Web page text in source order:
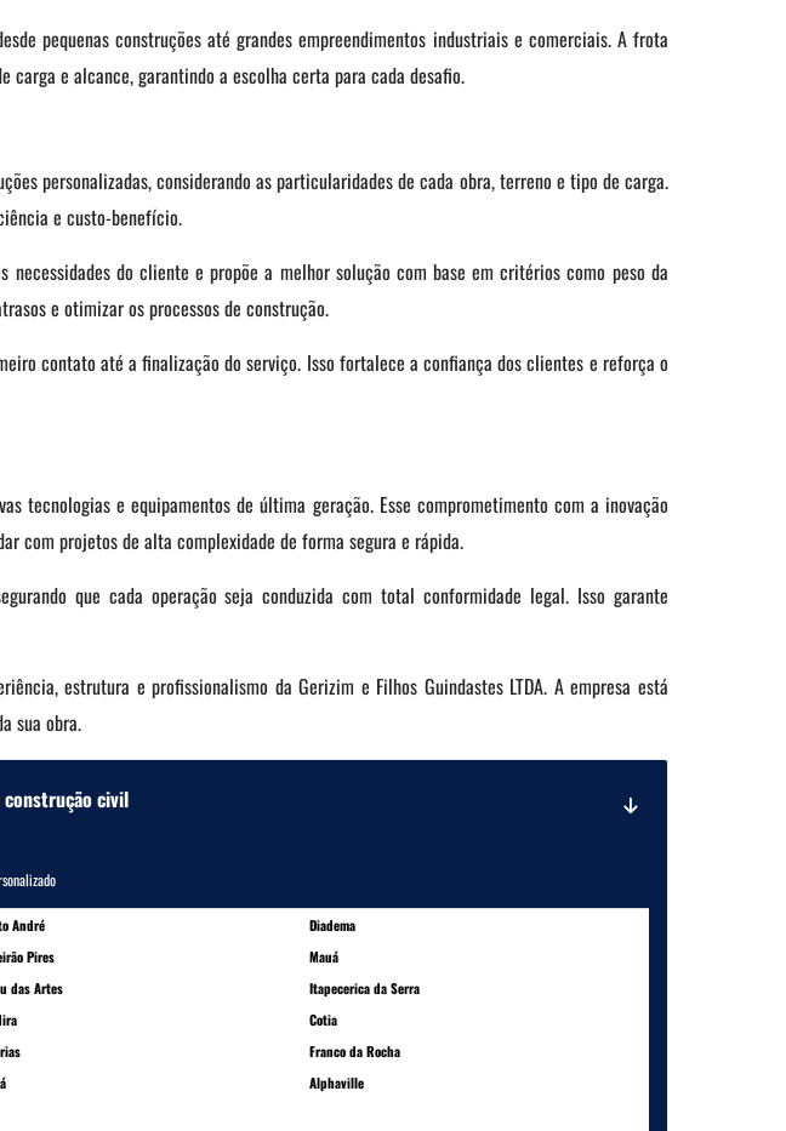
pequenas construções até grandes empreendimentos industriais e comerciais. A frota
carga e alcance, garantindo a escolha certa para cada desafio.
personalizadas, considerando as particularidades de cada obra, terreno e tipo de carga.
e custo-benefício.
do cliente e propõe a melhor solução com base em critérios como peso da
e otimizar os processos de construção.
contato até a finalização do serviço. Isso fortalece a confiança dos clientes e reforça o
tecnologias e equipamentos de última geração. Esse comprometimento com a inovação
com projetos de alta complexidade de forma segura e rápida.
que cada operação seja conduzida com total conformidade legal. Isso garante
estrutura e profissionalismo da Gerizim e Filhos Guindastes LTDA. A empresa está
sua obra.
construção civil
André
Diadema
Pires
Mauá
das Artes
Itapecerica da Serra
Cotia
Franco da Rocha
Alphaville